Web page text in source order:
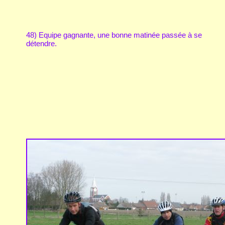
48) Equipe gagnante, une bonne matinée passée à se
détendre.